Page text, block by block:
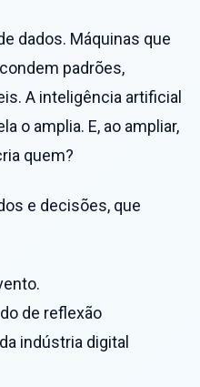
dados. Máquinas que
padrões,
A inteligência artificial
o amplia. E, ao ampliar,
quem?
e decisões, que
de reflexão
indústria digital